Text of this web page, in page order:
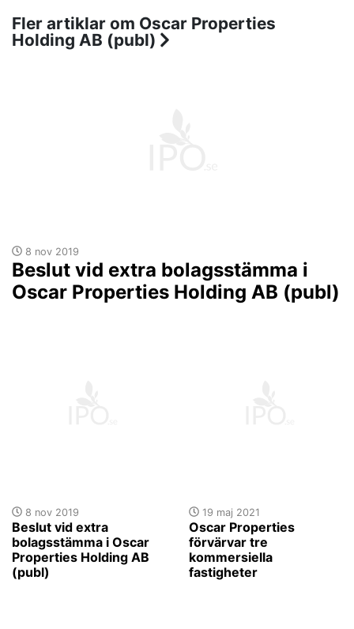
Fler artiklar om Oscar Properties
Holding AB (publ)
8 nov 2019
Beslut vid extra bolagsstämma i
Oscar Properties Holding AB (publ)
8 nov 2019
Beslut vid extra
bolagsstämma i Oscar
Properties Holding AB
(publ)
19 maj 2021
Oscar Properties
förvärvar tre
kommersiella
fastigheter